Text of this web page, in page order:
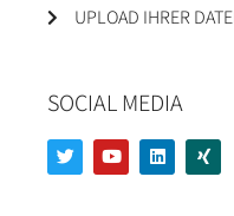
UPLOAD IHRER
SOCIAL MEDIA